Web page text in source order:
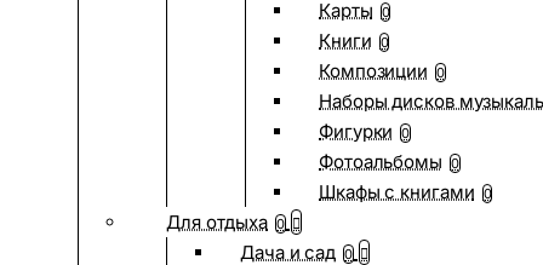
Карты 0
Книги 0
Композиции 0
Наборы дисков
Фигурки 0
Фотоальбомы 0
Шкафы с книгами 0
Для отдыха 0
Дача и сад 0